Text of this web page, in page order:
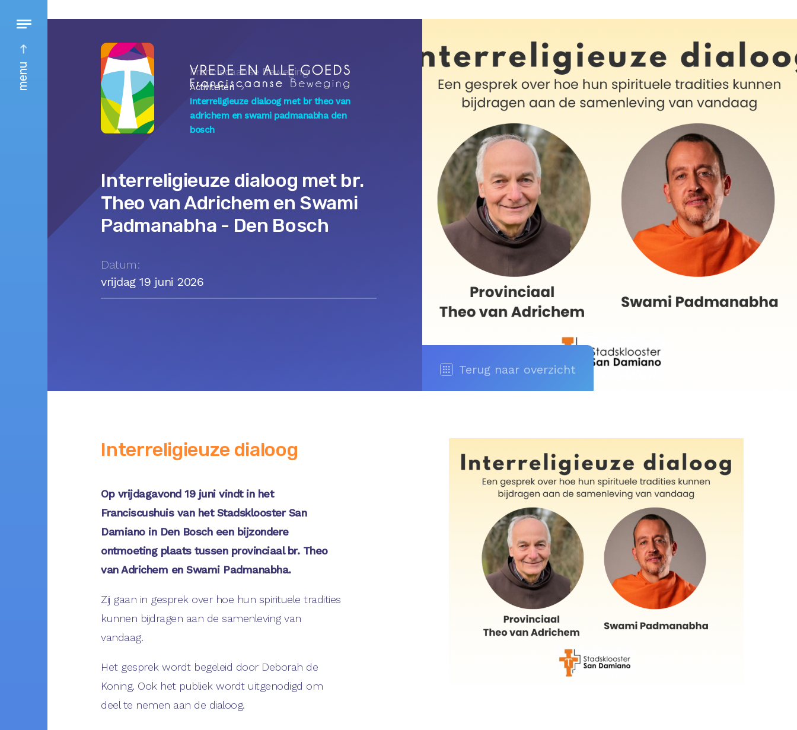
menu Franciscaanse Beweging
Activiteiten
Interreligieuze dialoog met br theo van
adrichem en swami padmanabha den
bosch
Interreligieuze dialoog met br.
Theo van Adrichem en Swami
Padmanabha - Den Bosch
Datum:
vrijdag 19 juni 2026
Terug naar overzicht
Interreligieuze dialoog
Op vrijdagavond 19 juni vindt in het
Franciscushuis van het Stadsklooster San
Damiano in Den Bosch een bijzondere
ontmoeting plaats tussen provinciaal br. Theo
van Adrichem en Swami Padmanabha.
Zij gaan in gesprek over hoe hun spirituele tradities
kunnen bijdragen aan de samenleving van
vandaag.
Het gesprek wordt begeleid door Deborah de
Koning. Ook het publiek wordt uitgenodigd om
deel te nemen aan de dialoog.